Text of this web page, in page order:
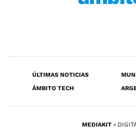
ÚLTIMAS NOTICIAS
ÁMBITO TECH
MEDIAKIT